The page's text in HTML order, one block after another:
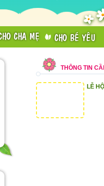
THÔNG TIN
LỄ